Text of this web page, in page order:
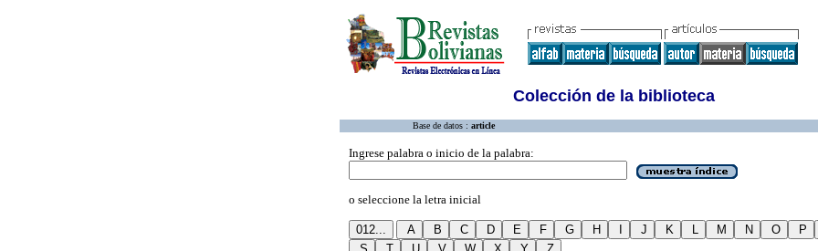
Colección de la biblioteca
Base de datos : article
Ingrese palabra o inicio de la palabra:
o seleccione la letra inicial